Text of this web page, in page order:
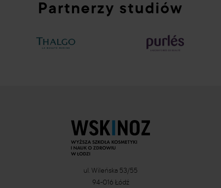
Partnerzy studiów
ul. Wileńska 53/55
94-016 Łódź